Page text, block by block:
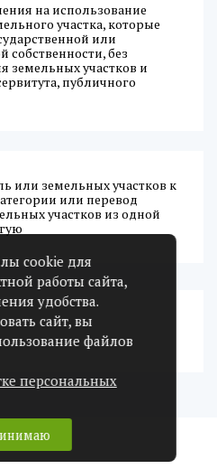
на использование
участка, которые
или
без
земельных участков и
публичного
или земельных участков к
или перевод
участков из одной
cookie для
работы сайта,
удобства.
сайт, вы
файлов
персональных